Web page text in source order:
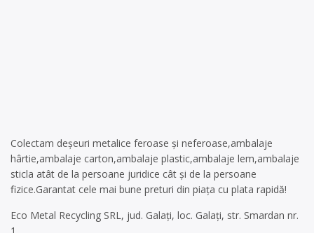
Colectam deșeuri metalice feroase și neferoase,ambalaje
hârtie,ambalaje carton,ambalaje plastic,ambalaje lem,ambalaje
sticla atât de la persoane juridice cât și de la persoane
fizice.Garantat cele mai bune preturi din piața cu plata rapidă!
Eco Metal Recycling SRL, jud. Galați, loc. Galați, str. Smardan nr.